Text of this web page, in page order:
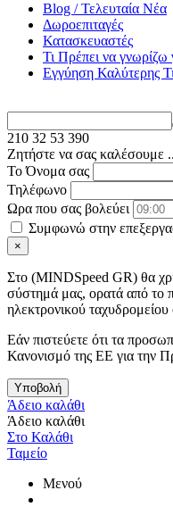
Blog / Τελευταία Νέα
Δωροεπιταγές
Κατασκευαστές
Τι Πρέπει να γνωρίζω
Εγγύηση Καλύτερης
210 32 53 390
Ζητήστε να σας καλέσουμε ..
Το Όνομα σας
Τηλέφωνο
Ωρα που σας βολεύει
Συμφωνώ στην
×
Στo (MINDSpeed GR) θα
σύστημά μας, ορατά από το
ηλεκτρονικού
Εάν πιστεύετε ότι τα
Κανονισμό της ΕΕ για την
Υποβολή
Άδειο καλάθι
Άδειο καλάθι
Στο Καλάθι
Ταμείο
Μενού